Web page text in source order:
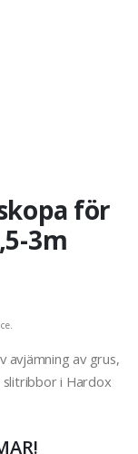
för
3m
avjämning av grus,
slitribbor i Hardox